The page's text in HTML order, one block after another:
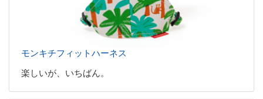
モンキチフィットハーネス
楽しいが、いちばん。